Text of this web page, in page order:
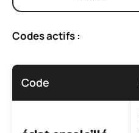
Codes actifs :
Code